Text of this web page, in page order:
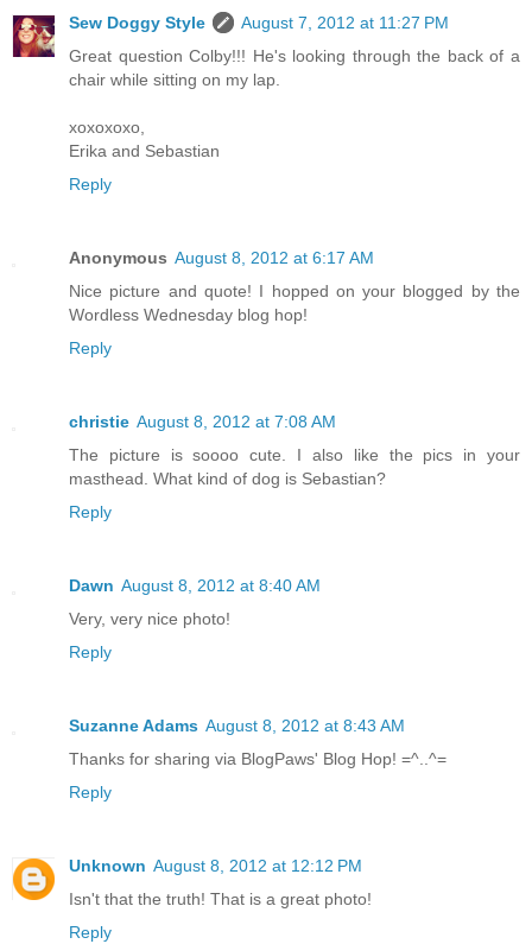
Sew Doggy Style
August 7, 2012 at 11:27 PM
Great question Colby!!! He's looking through the back of a
chair while sitting on my lap.
xoxoxoxo,
Erika and Sebastian
Reply
Anonymous August 8, 2012 at 6:17 AM
Nice picture and quote! I hopped on your blogged by the
Wordless Wednesday blog hop!
Reply
christie August 8, 2012 at 7:08 AM
The picture is soooo cute. I also like the pics in your
masthead. What kind of dog is Sebastian?
Reply
Dawn August 8, 2012 at 8:40 AM
Very, very nice photo!
Reply
Suzanne Adams August 8, 2012 at 8:43 AM
Thanks for sharing via BlogPaws' Blog Hop! =^..^=
Reply
Unknown August 8, 2012 at 12:12 PM
Isn't that the truth! That is a great photo!
Reply